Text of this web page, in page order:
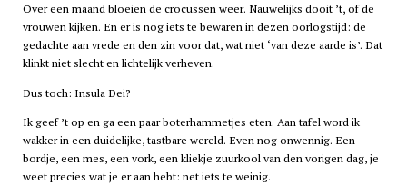
Over een maand bloeien de crocussen weer. Nauwelijks dooit ’t, of de
vrouwen kijken. En er is nog iets te bewaren in dezen oorlogstijd: de
gedachte aan vrede en den zin voor dat, wat niet ‘van deze aarde is’. Dat
klinkt niet slecht en lichtelijk verheven.
Dus toch: Insula Dei?
Ik geef ’t op en ga een paar boterhammetjes eten. Aan tafel word ik
wakker in een duidelijke, tastbare wereld. Even nog onwennig. Een
bordje, een mes, een vork, een kliekje zuurkool van den vorigen dag, je
weet precies wat je er aan hebt: net iets te weinig.